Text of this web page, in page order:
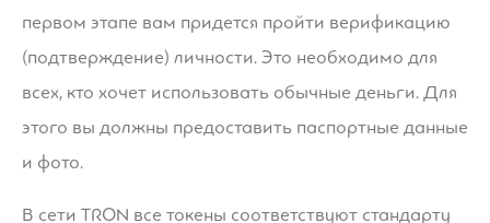
первом этапе вам придется пройти верификацию
(подтверждение) личности. Это необходимо для
всех, кто хочет использовать обычные деньги. Для
этого вы должны предоставить паспортные данные
и фото.
В сети TRON все токены соответствуют стандарту